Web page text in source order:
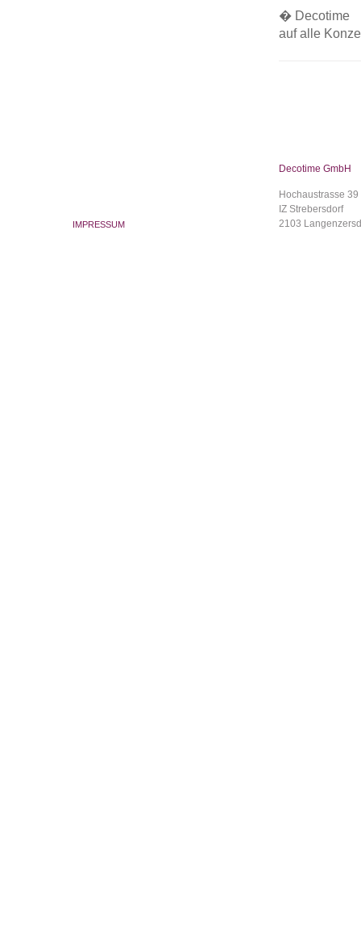
� Decotime
auf alle
IMPRESSUM
Decotime GmbH
Hochaustrasse 39
IZ Strebersdorf
2103